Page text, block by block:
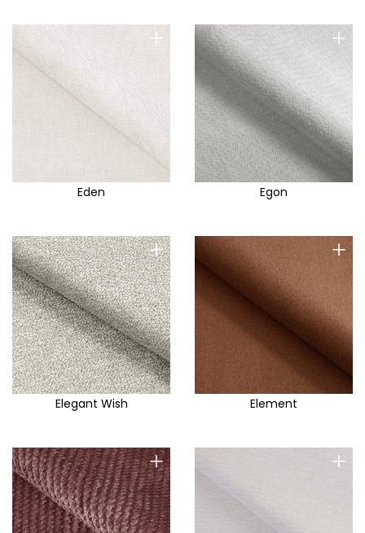
+
Eden
+
Egon
+
Elegant Wish
+
Element
+ +